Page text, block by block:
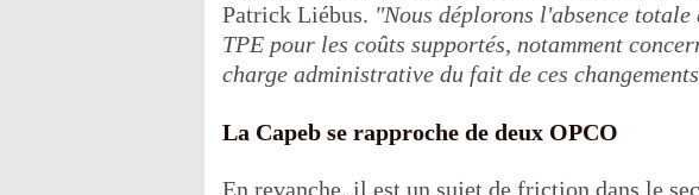
Patrick Liébus. "Nous déplorons l'absence
TPE pour les coûts supportés, notamment
charge administrative du fait de ces
La Capeb se rapproche de deux OPCO
En revanche, il est un sujet de friction dans le